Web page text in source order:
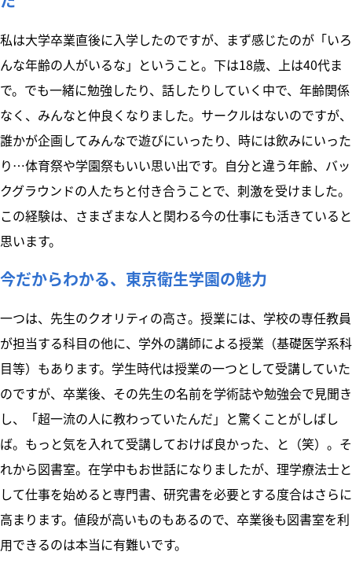
私は大学卒業直後に入学したのですが、まず感じたのが「いろ
んな年齢の人がいるな」ということ。下は18歳、上は40代ま
で。でも一緒に勉強したり、話したりしていく中で、年齢関係
なく、みんなと仲良くなりました。サークルはないのですが、
誰かが企画してみんなで遊びにいったり、時には飲みにいった
り…体育祭や学園祭もいい思い出です。自分と違う年齢、バッ
クグラウンドの人たちと付き合うことで、刺激を受けました。
この経験は、さまざまな人と関わる今の仕事にも活きていると
思います。
今だからわかる、東京衛生学園の魅力
一つは、先生のクオリティの高さ。授業には、学校の専任教員
が担当する科目の他に、学外の講師による授業（基礎医学系科
目等）もあります。学生時代は授業の一つとして受講していた
のですが、卒業後、その先生の名前を学術誌や勉強会で見聞き
し、「超一流の人に教わっていたんだ」と驚くことがしばし
ば。もっと気を入れて受講しておけば良かった、と（笑）。そ
れから図書室。在学中もお世話になりましたが、理学療法士と
して仕事を始めると専門書、研究書を必要とする度合はさらに
高まります。値段が高いものもあるので、卒業後も図書室を利
用できるのは本当に有難いです。